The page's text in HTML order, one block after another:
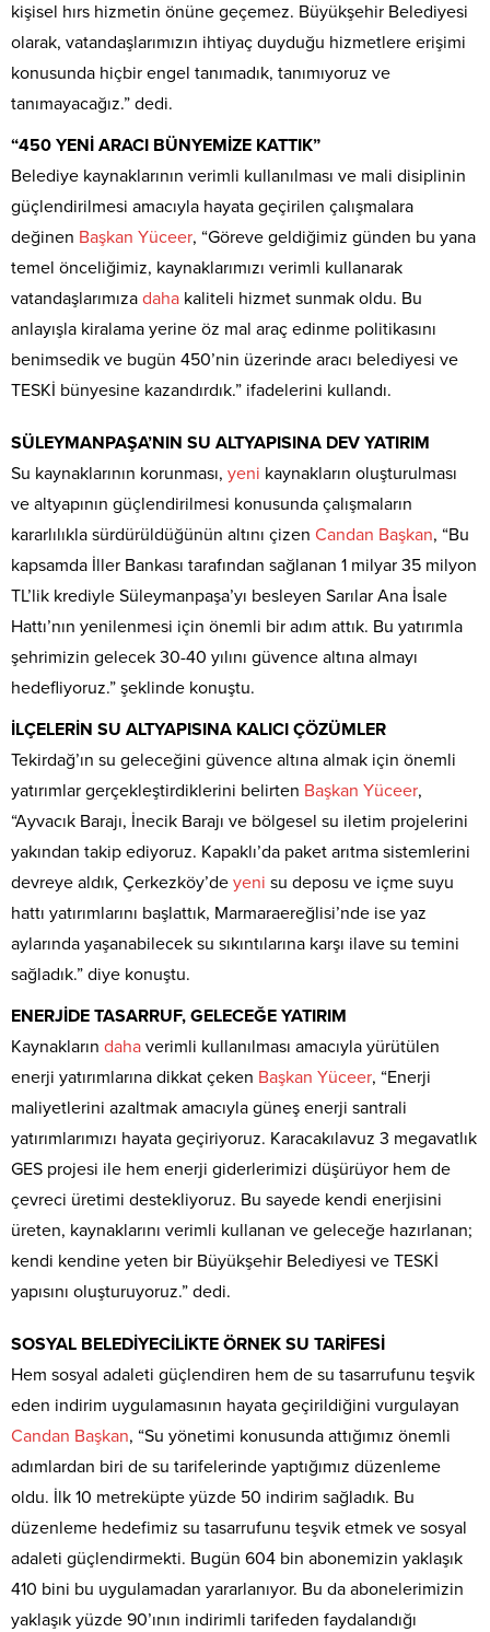
kişisel hırs hizmetin önüne geçemez. Büyükşehir Belediyesi
olarak, vatandaşlarımızın ihtiyaç duyduğu hizmetlere erişimi
konusunda hiçbir engel tanımadık, tanımıyoruz ve
tanımayacağız.” dedi.
“450 YENİ ARACI BÜNYEMİZE KATTIK”
Belediye kaynaklarının verimli kullanılması ve mali disiplinin
güçlendirilmesi amacıyla hayata geçirilen çalışmalara
değinen Başkan Yüceer, “Göreve geldiğimiz günden bu yana
temel önceliğimiz, kaynaklarımızı verimli kullanarak
vatandaşlarımıza daha kaliteli hizmet sunmak oldu. Bu
anlayışla kiralama yerine öz mal araç edinme politikasını
benimsedik ve bugün 450’nin üzerinde aracı belediyesi ve
TESKİ bünyesine kazandırdık.” ifadelerini kullandı.
SÜLEYMANPAŞA’NIN SU ALTYAPISINA DEV YATIRIM
Su kaynaklarının korunması, yeni kaynakların oluşturulması
ve altyapının güçlendirilmesi konusunda çalışmaların
kararlılıkla sürdürüldüğünün altını çizen Candan Başkan, “Bu
kapsamda İller Bankası tarafından sağlanan 1 milyar 35 milyon
TL’lik krediyle Süleymanpaşa’yı besleyen Sarılar Ana İsale
Hattı’nın yenilenmesi için önemli bir adım attık. Bu yatırımla
şehrimizin gelecek 30-40 yılını güvence altına almayı
hedefliyoruz.” şeklinde konuştu.
İLÇELERİN SU ALTYAPISINA KALICI ÇÖZÜMLER
Tekirdağ’ın su geleceğini güvence altına almak için önemli
yatırımlar gerçekleştirdiklerini belirten Başkan Yüceer,
“Ayvacık Barajı, İnecik Barajı ve bölgesel su iletim projelerini
yakından takip ediyoruz. Kapaklı’da paket arıtma sistemlerini
devreye aldık, Çerkezköy’de yeni su deposu ve içme suyu
hattı yatırımlarını başlattık, Marmaraereğlisi’nde ise yaz
aylarında yaşanabilecek su sıkıntılarına karşı ilave su temini
sağladık.” diye konuştu.
ENERJİDE TASARRUF, GELECEĞE YATIRIM
Kaynakların daha verimli kullanılması amacıyla yürütülen
enerji yatırımlarına dikkat çeken Başkan Yüceer, “Enerji
maliyetlerini azaltmak amacıyla güneş enerji santrali
yatırımlarımızı hayata geçiriyoruz. Karacakılavuz 3 megavatlık
GES projesi ile hem enerji giderlerimizi düşürüyor hem de
çevreci üretimi destekliyoruz. Bu sayede kendi enerjisini
üreten, kaynaklarını verimli kullanan ve geleceğe hazırlanan;
kendi kendine yeten bir Büyükşehir Belediyesi ve TESKİ
yapısını oluşturuyoruz.” dedi.
SOSYAL BELEDİYECİLİKTE ÖRNEK SU TARİFESİ
Hem sosyal adaleti güçlendiren hem de su tasarrufunu teşvik
eden indirim uygulamasının hayata geçirildiğini vurgulayan
Candan Başkan, “Su yönetimi konusunda attığımız önemli
adımlardan biri de su tarifelerinde yaptığımız düzenleme
oldu. İlk 10 metreküpte yüzde 50 indirim sağladık. Bu
düzenleme hedefimiz su tasarrufunu teşvik etmek ve sosyal
adaleti güçlendirmekti. Bugün 604 bin abonemizin yaklaşık
410 bini bu uygulamadan yararlanıyor. Bu da abonelerimizin
yaklaşık yüzde 90’ının indirimli tarifeden faydalandığı